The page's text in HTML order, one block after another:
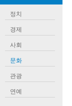
정치
경제
사회
문화
관광
연예